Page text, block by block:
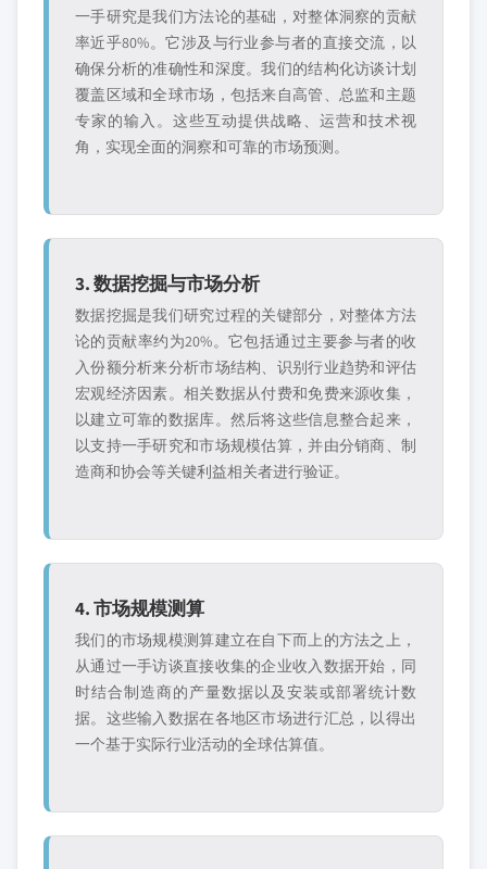
一手研究是我们方法论的基础，对整体洞察的贡献
率近乎80%。它涉及与行业参与者的直接交流，以
确保分析的准确性和深度。我们的结构化访谈计划
覆盖区域和全球市场，包括来自高管、总监和主题
专家的输入。这些互动提供战略、运营和技术视
角，实现全面的洞察和可靠的市场预测。
3. 数据挖掘与市场分析
数据挖掘是我们研究过程的关键部分，对整体方法
论的贡献率约为20%。它包括通过主要参与者的收
入份额分析来分析市场结构、识别行业趋势和评估
宏观经济因素。相关数据从付费和免费来源收集，
以建立可靠的数据库。然后将这些信息整合起来，
以支持一手研究和市场规模估算，并由分销商、制
造商和协会等关键利益相关者进行验证。
4. 市场规模测算
我们的市场规模测算建立在自下而上的方法之上，
从通过一手访谈直接收集的企业收入数据开始，同
时结合制造商的产量数据以及安装或部署统计数
据。这些输入数据在各地区市场进行汇总，以得出
一个基于实际行业活动的全球估算值。